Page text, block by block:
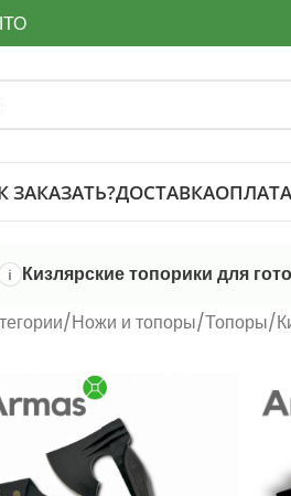
ЗАКАЗАТЬ?ДОСТАВКАОПЛАТА
Кизлярские топорики для
Ножи и топоры Топоры